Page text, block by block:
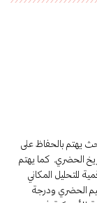
يهتم بالحفاظ على
الحضري. كما يهتم
للتحليل المكاني
الحضري ودرجة